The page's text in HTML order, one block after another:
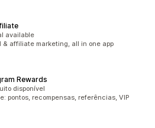
available
& affiliate marketing, all in one app
Rewards
disponível
pontos, recompensas, referências, VIP